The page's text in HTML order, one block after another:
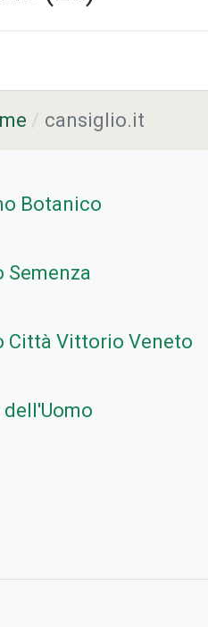
cansiglio.it
Botanico
Semenza
Città Vittorio Veneto
dell'Uomo